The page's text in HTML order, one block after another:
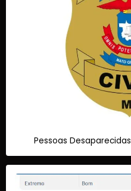
Pessoas Desaparecidas